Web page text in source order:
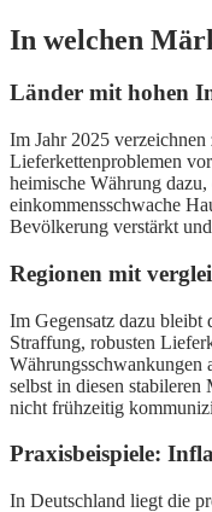
In welchen
Länder mit hohen
Im Jahr 2025
Lieferkettenproblemen
heimische Währung
einkommensschwache
Bevölkerung verstärkt
Regionen mit
Im Gegensatz dazu
Straffung, robusten
Währungsschwankungen
selbst in diesen
nicht frühzeitig
Praxisbeispiele:
In Deutschland liegt die